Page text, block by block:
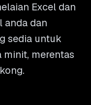
Excel dan
anda dan
sedia untuk
merentas